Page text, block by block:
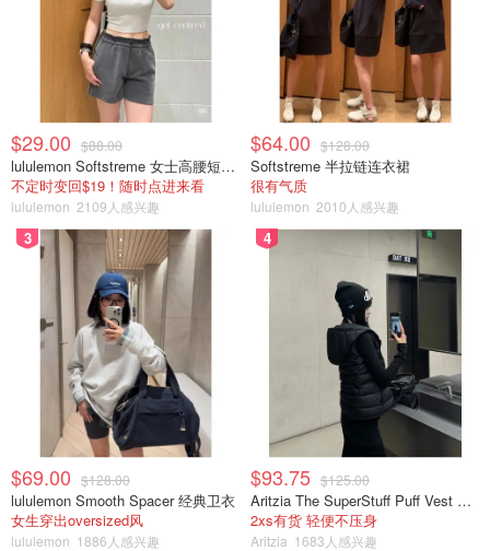
🌟🌟🌟🌟三星半
我本人很喜歡Earl Grey類的，所以對twining‘s無咖啡因茶包
抱很大期望，可惜去咖啡因的工序損失了很多茶的香味和營
養，要追求茶香就要忍受咖啡因帶來的影響，這個有非常淡
的茶香，而且顏色濃，感覺自己喝了紅茶但又沒有負擔。
總體不能和普通的有咖啡因茶版本比，但是對於像我一樣不
適合咖啡因的人來說，的確提供了一個選擇。
$29.00 $88.00
lululemon Softstreme 女士高腰短裤 10cm
不定时变回$19！随时点进来看
lululemon 2109人感兴趣
$64.00 $128.00
Softstreme 半拉链连衣裙
很有气质
lululemon 2010人感兴趣
3
$69.00 $128.00
lululemon Smooth Spacer 经典卫衣
女生穿出oversized风
lululemon 1886人感兴趣
4
$93.75 $125.00
Aritzia The SuperStuff Puff Vest 轻盈亮面马甲
2xs有货 轻便不压身
Aritzia 1683人感兴趣